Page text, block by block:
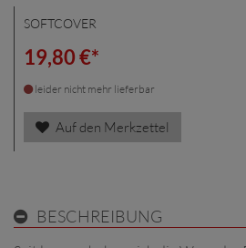
SOFTCOVER
19,80 €*
leider nicht mehr lieferbar
Auf den Merkzettel
BESCHREIBUNG